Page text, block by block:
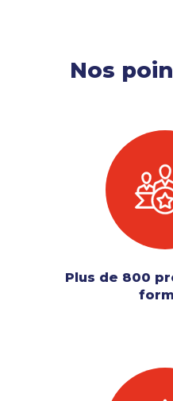
Nos
Plus de 800